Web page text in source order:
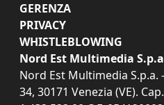
GERENZA
PRIVACY
WHISTLEBLOWING
Nord Est Multimedia
Nord Est Multimedia S.p.a.
34, 30171 Venezia (VE).